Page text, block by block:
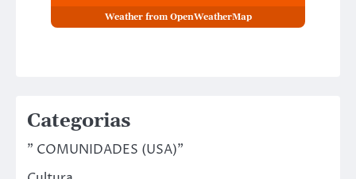
Weather from OpenWeatherMap
Categorias
" COMUNIDADES (USA)"